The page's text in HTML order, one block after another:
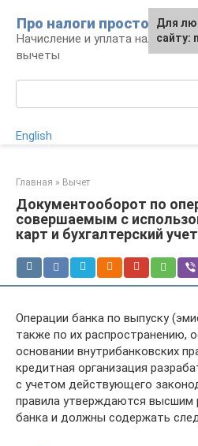
контенту
Про налоги просто
Начисление и уплата налогов,
вычеты
English
Главная » Вычет
Документооборот по
совершаемым с
карт и бухгалтерский
Операции банка по выпуску
также по их распространению,
основании внутрибанковских
кредитная организация
с учетом действующего
правила утверждаются высшим
банка и должны содержать
Для
сайту: